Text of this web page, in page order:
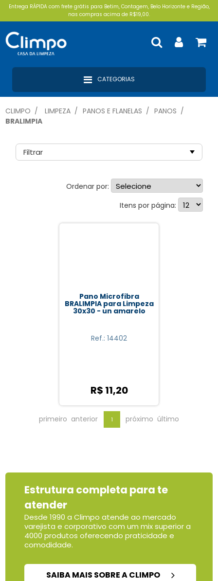
Entrega RÁPIDA com frete grátis para Betim, Contagem, Belo Horizonte e Região,
nas compras acima de R$19,00.
CATEGORIAS
CLIMPO LIMPEZA PANOS E FLANELAS
PANOS
BRALIMPIA
Filtrar
Ordenar por:
Itens por página:
Pano Microfibra
BRALIMPIA para Limpeza
30x30 - un amarelo
Ref.: 14402
R$ 11,20
primeiro anterior 1 próximo último
Estrutura completa para te
atender
Desde 1990 a Climpo atende ao mercado
varejista e corporativo com um mix superior a
4000 produtos oferecendo praticidade e
comodidade.
SAIBA MAIS SOBRE A CLIMPO